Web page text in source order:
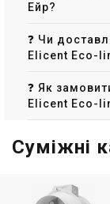
Ейр?
❓ Чи
Elicent Eco-
❓ Як
Elicent Eco-
Суміжні